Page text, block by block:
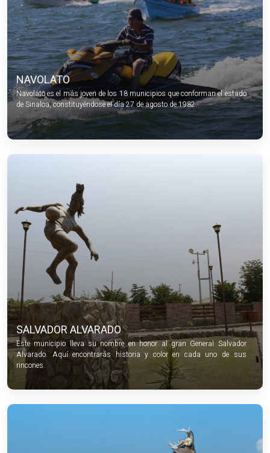
NAVOLATO
Navolato es el más joven de los 18 municipios que conforman el estado
de Sinaloa, constituyéndose el día 27 de agosto de 1982.
SALVADOR ALVARADO
Este municipio lleva su nombre en honor al gran General Salvador
Alvarado. Aquí encontrarás historia y color en cada uno de sus
rincones.